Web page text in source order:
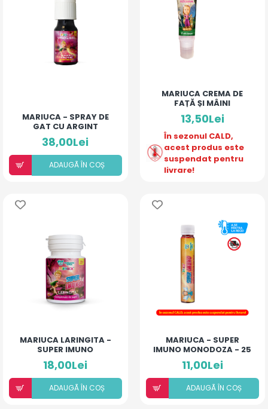
MARIUCA - SPRAY DE
GAT CU ARGINT
COLOIDAL SI
ANTIBIOTIC - COMPLEX
- 10 ML
38,00Lei
ADAUGÃ ÎN COȘ
MARIUCA CREMA DE
FAȚĂ ȘI MÂINI
13,50Lei
În sezonul CALD,
acest produs este
suspendat pentru
livrare!
MARIUCA LARINGITA -
SUPER IMUNO
(COMPRIMATE DE SUPT)
18,00Lei
ADAUGÃ ÎN COȘ
MARIUCA - SUPER
IMUNO MONODOZA - 25
ML
11,00Lei
ADAUGÃ ÎN COȘ